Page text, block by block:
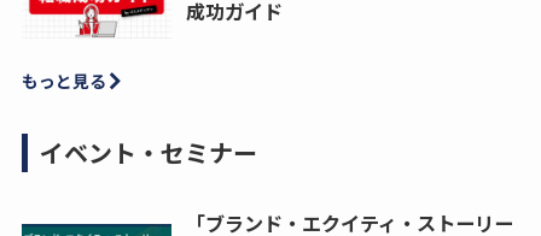
成功ガイド
もっと見る
イベント・セミナー
「ブランド・エクイティ・ストーリー